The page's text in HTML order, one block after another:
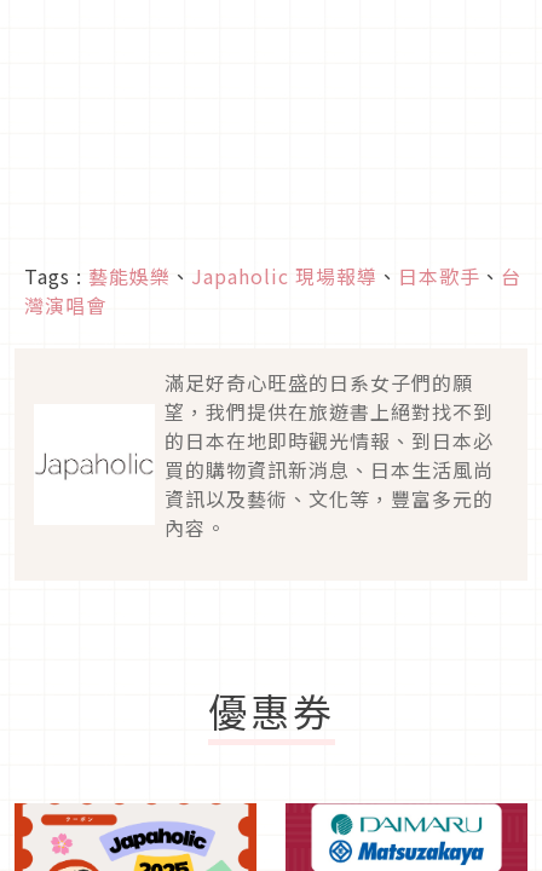
Tags : 藝能娛樂 、 Japaholic 現場報導 、 日本歌手 、 台
灣演唱會
滿足好奇心旺盛的日系女子們的願
望，我們提供在旅遊書上絕對找不到
的日本在地即時觀光情報、到日本必
買的購物資訊新消息、日本生活風尚
資訊以及藝術、文化等，豐富多元的
內容。
優惠券